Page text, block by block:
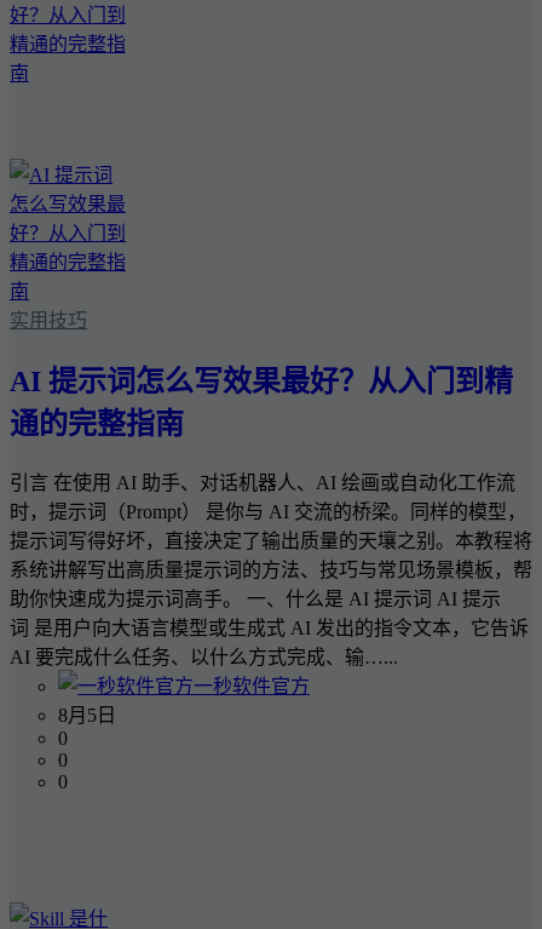
实用技巧
AI 提示词怎么写效果最好？从入门到精
通的完整指南
引言 在使用 AI 助手、对话机器人、AI 绘画或自动化工作流
时，提示词（Prompt） 是你与 AI 交流的桥梁。同样的模型，
提示词写得好坏，直接决定了输出质量的天壤之别。本教程将
系统讲解写出高质量提示词的方法、技巧与常见场景模板，帮
助你快速成为提示词高手。 一、什么是 AI 提示词 AI 提示
词 是用户向大语言模型或生成式 AI 发出的指令文本，它告诉
AI 要完成什么任务、以什么方式完成、输…...
一秒软件官方
8月5日
0
0
0